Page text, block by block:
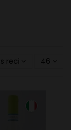
recientemente
46